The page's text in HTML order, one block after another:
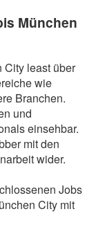
München
City least über
wie
Branchen.
und
einsehbar.
mit den
wider.
Jobs
City mit